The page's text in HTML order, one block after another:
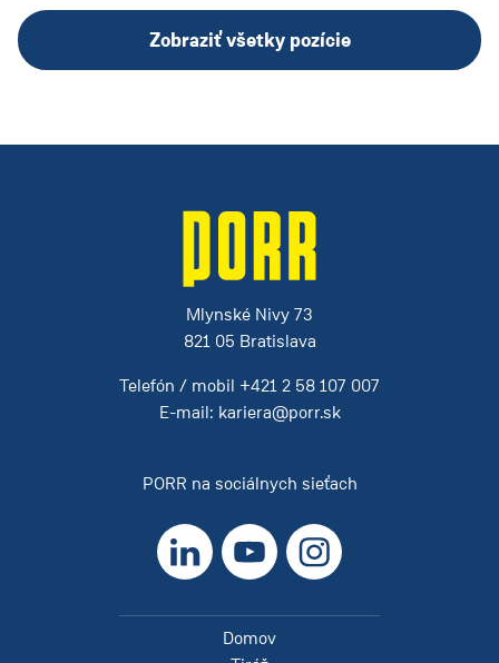
Zobraziť všetky pozície
Mlynské Nivy 73
821 05 Bratislava
Telefón / mobil +421 2 58 107 007
E-mail: kariera@porr.sk
PORR na sociálnych sieťach
LinkedIn YouTube Instagram
Domov